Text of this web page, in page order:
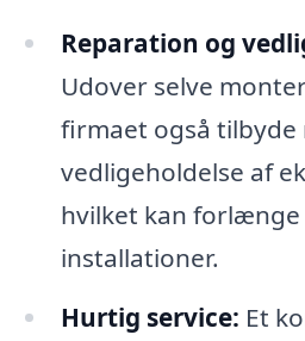
Reparation og
Udover selve
firmaet også
vedligeholdelse af
hvilket kan
installationer.
Hurtig service: Et